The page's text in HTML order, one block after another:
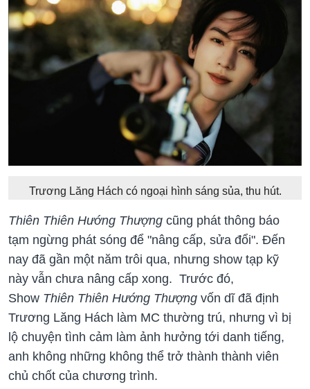
Trương Lăng Hách có ngoại hình sáng sủa, thu hút.
Thiên Thiên Hướng Thượng cũng phát thông báo
tạm ngừng phát sóng để "nâng cấp, sửa đổi". Đến
nay đã gần một năm trôi qua, nhưng show tạp kỹ
này vẫn chưa nâng cấp xong. Trước đó,
Show Thiên Thiên Hướng Thượng vốn dĩ đã định
Trương Lăng Hách làm MC thường trú, nhưng vì bị
lộ chuyện tình cảm làm ảnh hưởng tới danh tiếng,
anh không những không thể trở thành thành viên
chủ chốt của chương trình.